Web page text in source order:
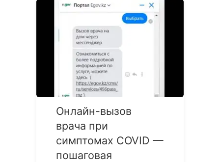
Онлайн-вызов
врача при
симптомах COVID —
пошаговая